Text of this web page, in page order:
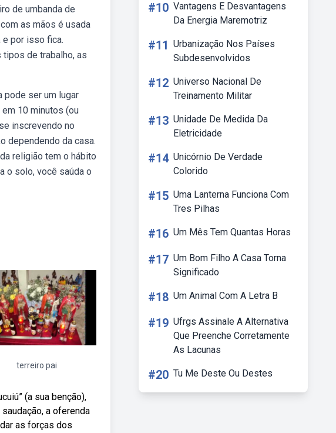
de umbanda de
as mãos é usada
e por isso fica.
de trabalho, as
pode ser um lugar
10 minutos (ou
inscrevendo no
dependendo da casa.
religião tem o hábito
o solo, você saúda o
terreiro pai
(a sua benção),
a oferenda
as forças dos
#10 Vantagens E Desvantagens
Da Energia Maremotriz
#11 Urbanização Nos Países
Subdesenvolvidos
#12 Universo Nacional De
Treinamento Militar
#13 Unidade De Medida Da
Eletricidade
#14 Unicórnio De Verdade
Colorido
#15 Uma Lanterna Funciona Com
Tres Pilhas
#16 Um Mês Tem Quantas Horas
#17 Um Bom Filho A Casa Torna
Significado
#18 Um Animal Com A Letra B
#19 Ufrgs Assinale A Alternativa
Que Preenche Corretamente
As Lacunas
#20 Tu Me Deste Ou Destes